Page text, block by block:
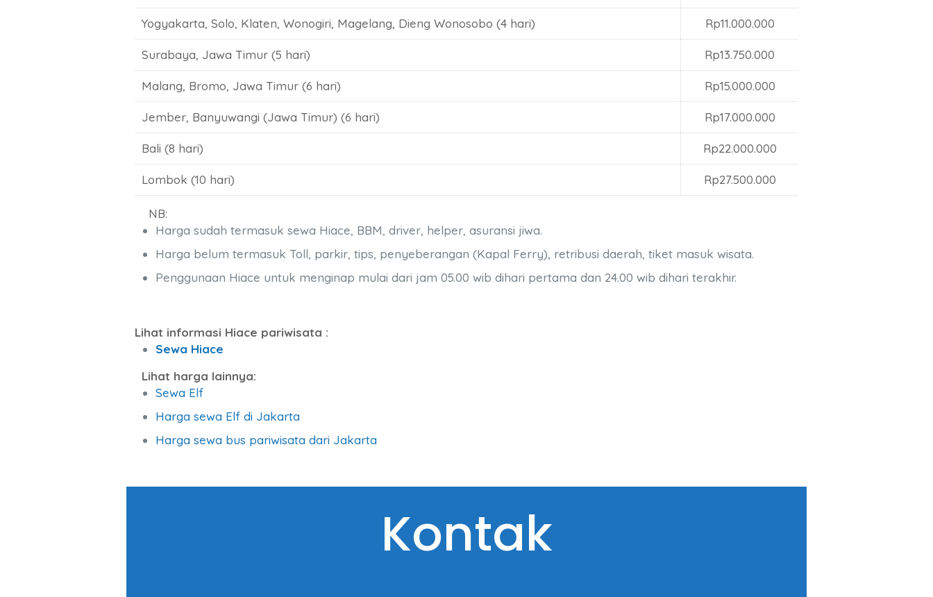
Yogyakarta, Solo, Klaten, Wonogiri, Magelang, Dieng Wonosobo (4 hari) Rp11.000.000
Surabaya, Jawa Timur (5 hari) Rp13.750.000
Malang, Bromo, Jawa Timur (6 hari) Rp15.000.000
Jember, Banyuwangi (Jawa Timur) (6 hari) Rp17.000.000
Bali (8 hari) Rp22.000.000
Lombok (10 hari) Rp27.500.000
NB:
Harga sudah termasuk sewa Hiace, BBM, driver, helper, asuransi jiwa.
Harga belum termasuk Toll, parkir, tips, penyeberangan (Kapal Ferry), retribusi daerah, tiket masuk wisata.
Penggunaan Hiace untuk menginap mulai dari jam 05.00 wib dihari pertama dan 24.00 wib dihari terakhir.
Lihat informasi Hiace pariwisata :
Sewa Hiace
Lihat harga lainnya:
Sewa Elf
Harga sewa Elf di Jakarta
Harga sewa bus pariwisata dari Jakarta
Kontak